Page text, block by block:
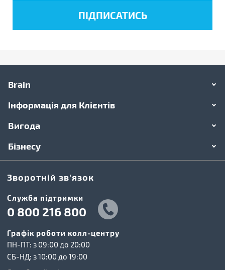
Brain
Інформація для Клієнтів
Вигода
Бізнесу
Зворотній зв'язок
Cлужба підтримки
0 800 216 800
Графік роботи колл-центру
ПН-ПТ: з 09:00 до 20:00
СБ-НД: з 10:00 до 19:00